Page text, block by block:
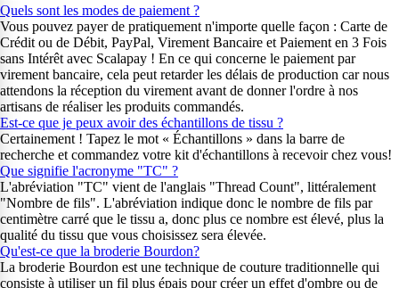
Quels sont les modes de paiement ?
Vous pouvez payer de pratiquement n'importe quelle façon : Carte de
Crédit ou de Débit, PayPal, Virement Bancaire et Paiement en 3 Fois
sans Intérêt avec Scalapay ! En ce qui concerne le paiement par
virement bancaire, cela peut retarder les délais de production car nous
attendons la réception du virement avant de donner l'ordre à nos
artisans de réaliser les produits commandés.
Est-ce que je peux avoir des échantillons de tissu ?
Certainement ! Tapez le mot « Échantillons » dans la barre de
recherche et commandez votre kit d'échantillons à recevoir chez vous!
Que signifie l'acronyme "TC" ?
L'abréviation "TC" vient de l'anglais "Thread Count", littéralement
"Nombre de fils". L'abréviation indique donc le nombre de fils par
centimètre carré que le tissu a, donc plus ce nombre est élevé, plus la
qualité du tissu que vous choisissez sera élevée.
Qu'est-ce que la broderie Bourdon?
La broderie Bourdon est une technique de couture traditionnelle qui
consiste à utiliser un fil plus épais pour créer un effet d'ombre ou de